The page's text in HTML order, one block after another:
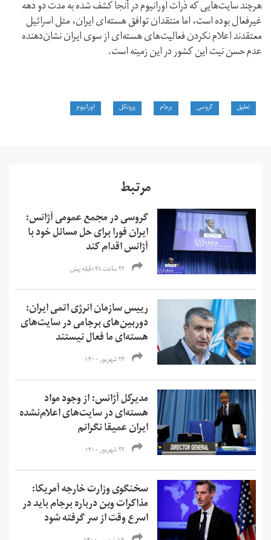
هرچند سایت‌هایی که ذرات اورانیوم در آنجا کشف شده به مدت دو دهه
غیرفعال بوده است، اما منتقدان توافق هسته‌ای ایران، مثل اسرائیل
معتقدند اعلام نکردن فعالیت‌های هسته‌ای از سوی ایران نشان‌دهنده
عدم حسن نیت این کشور در این زمینه است.
تعلیق گروسی برجام پروتکل اورانیوم
مرتبط
گروسی در مجمع عمومی آژانس:
ایران فورا برای حل مسائل خود با
آژانس اقدام کند
۲۲ ساعت ۴۸ دقیقه پیش
رییس سازمان انرژی اتمی ایران:
دوربین‌های برجامی در سایت‌های
هسته‌ای ما فعال نیستند
۲۴ شهریور ۱۴۰۰
مدیرکل آژانس: از وجود مواد
هسته‌ای در سایت‌های اعلام‌نشده
ایران عمیقا نگرانم
۲۲ شهریور ۱۴۰۰
سخنگوی وزارت خارجه آمریکا:
مذاکرات وین درباره برجام باید در
اسرع وقت از سر گرفته شود